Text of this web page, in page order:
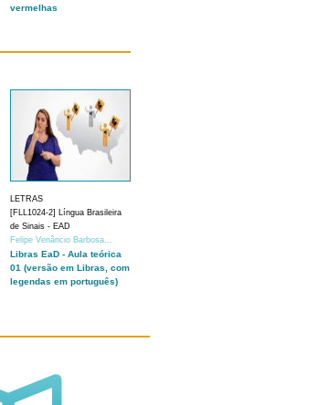
vermelhas
LETRAS
[FLL1024-2] Língua Brasileira
de Sinais - EAD
Felipe Venâncio Barbosa...
Libras EaD - Aula teórica
01 (versão em Libras, com
legendas em português)